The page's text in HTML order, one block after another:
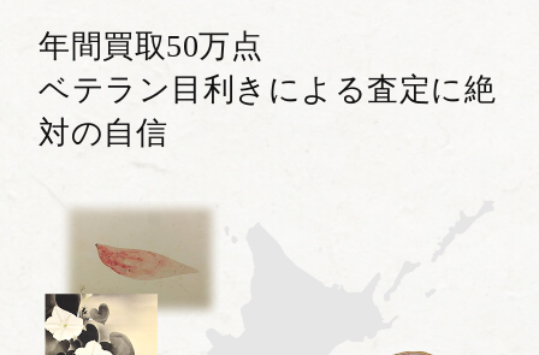
年間買取50万点
ベテラン目利きによる査定に絶
対の自信